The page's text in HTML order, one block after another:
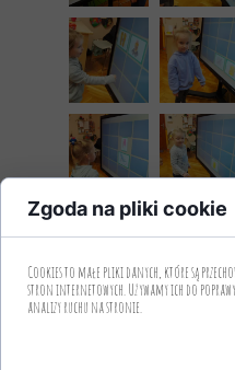
Zgoda na pliki cookie
Cookies to małe pliki danych, które są
stron internetowych. Używamy ich do
analizy ruchu na stronie.